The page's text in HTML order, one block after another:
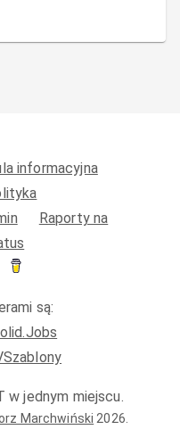
informacyjna
Raporty na
są:
jednym miejscu.
Marchwiński 2026